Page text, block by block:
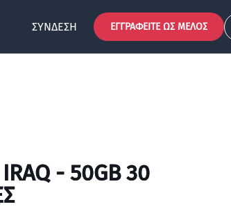
ΣΎΝΔΕΣΗ ΕΓΓΡΑΦΕΊΤΕ ΩΣ ΜΈΛΟΣ
- 50GB 30